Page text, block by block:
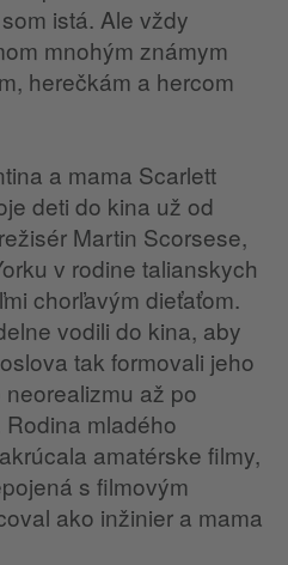
istá. Ale vždy
mnohým známym
herečkám a hercom
a mama Scarlett
deti do kina už od
Martin Scorsese,
v rodine talianskych
chorľavým dieťaťom.
vodili do kina, aby
tak formovali jeho
až po
mladého
amatérske filmy,
s filmovým
ako inžinier a mama